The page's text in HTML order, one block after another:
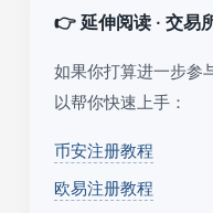
👉 延伸阅读 · 交易
如果你打算进一步参
以帮你快速上手：
币安注册教程
欧易注册教程